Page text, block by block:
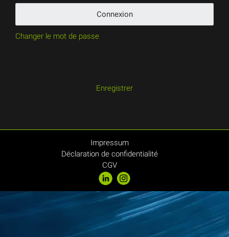
Connexion
Changer le mot de passe
Enregistrer
Impressum
Déclaration de confidentialité
CGV